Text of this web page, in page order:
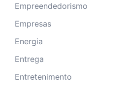
Empreendedorismo
Empresas
Energia
Entrega
Entretenimento